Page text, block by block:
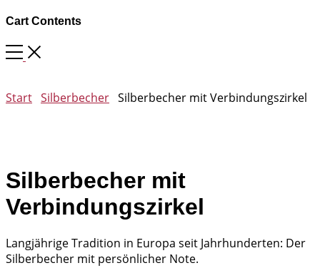
Cart Contents
Start Silberbecher Silberbecher mit Verbindungszirkel
Silberbecher mit
Verbindungszirkel
Langjährige Tradition in Europa seit Jahrhunderten: Der
Silberbecher mit persönlicher Note.